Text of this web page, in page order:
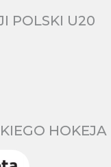
POLSKI U20
HOKEJA